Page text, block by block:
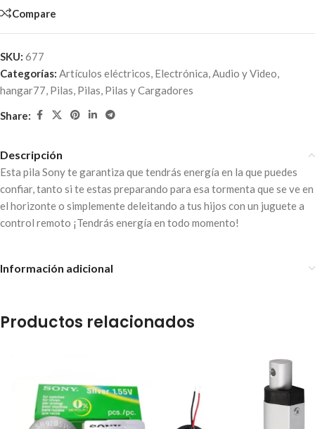
Compare
SKU: 677
Categorías: Artículos eléctricos, Electrónica, Audio y Video,
hangar77, Pilas, Pilas, Pilas y Cargadores
Share:
Descripción
Esta pila Sony te garantiza que tendrás energía en la que puedes
confiar, tanto si te estas preparando para esa tormenta que se ve en
el horizonte o simplemente deleitando a tus hijos con un juguete a
control remoto ¡Tendrás energía en todo momento!
Información adicional
Productos relacionados